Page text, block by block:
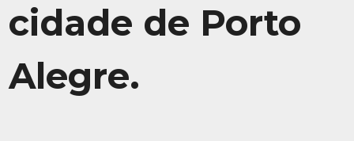
cidade de Porto
Alegre.